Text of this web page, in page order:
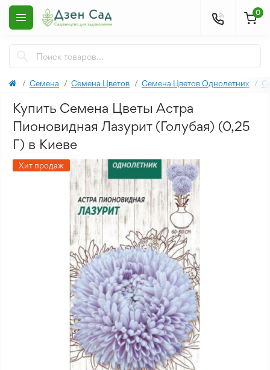
0
Семена Семена Цветов Семена Цветов Однолетних
Купить Семена Цветы Астра
Пионовидная Лазурит (Голубая) (0,25
Г) в Киеве
Хит продаж